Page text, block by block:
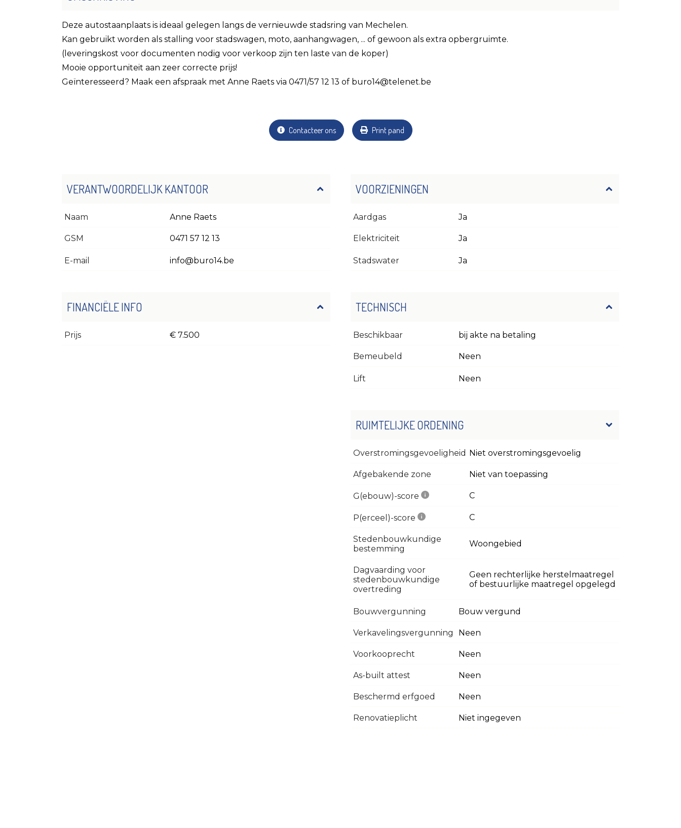
Deze autostaanplaats is ideaal gelegen langs de vernieuwde stadsring van Mechelen.
Kan gebruikt worden als stalling voor stadswagen, moto, aanhangwagen, ... of gewoon als extra opbergruimte.
(leveringskost voor documenten nodig voor verkoop zijn ten laste van de koper)
Mooie opportuniteit aan zeer correcte prijs!
Geïnteresseerd? Maak een afspraak met Anne Raets via 0471/57 12 13 of buro14@telenet.be
Contacteer ons Print pand
VERANTWOORDELIJK KANTOOR
Naam Anne Raets
GSM 0471 57 12 13
E-mail info@buro14.be
FINANCIËLE INFO
Prijs € 7.500
VOORZIENINGEN
Aardgas Ja
Elektriciteit Ja
Stadswater Ja
TECHNISCH
Beschikbaar bij akte na betaling
Bemeubeld Neen
Lift Neen
RUIMTELIJKE ORDENING
Overstromingsgevoeligheid Niet overstromingsgevoelig
Afgebakende zone Niet van toepassing
G(ebouw)-score C
P(erceel)-score C
Stedenbouwkundige
bestemming
Woongebied
Dagvaarding voor
stedenbouwkundige
overtreding
Geen rechterlijke herstelmaatregel
of bestuurlijke maatregel opgelegd
Bouwvergunning Bouw vergund
Verkavelingsvergunning Neen
Voorkooprecht Neen
As-built attest Neen
Beschermd erfgoed Neen
Renovatieplicht Niet ingegeven